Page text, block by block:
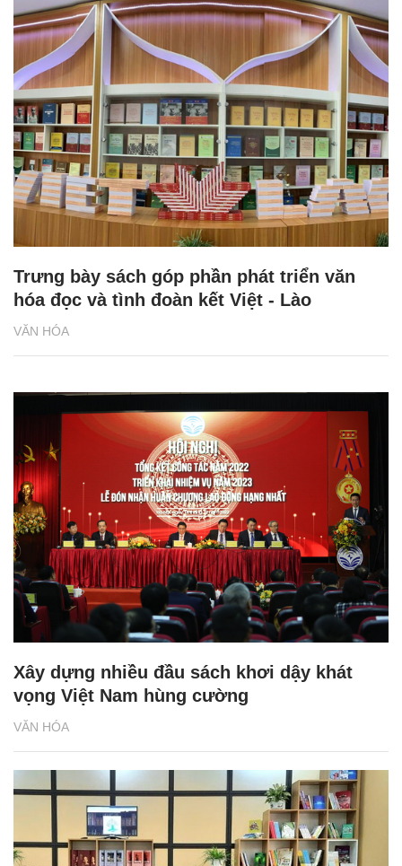
VĂN HÓA
Trưng bày sách góp phần phát triển văn
hóa đọc và tình đoàn kết Việt - Lào
VĂN HÓA
Xây dựng nhiều đầu sách khơi dậy khát
vọng Việt Nam hùng cường